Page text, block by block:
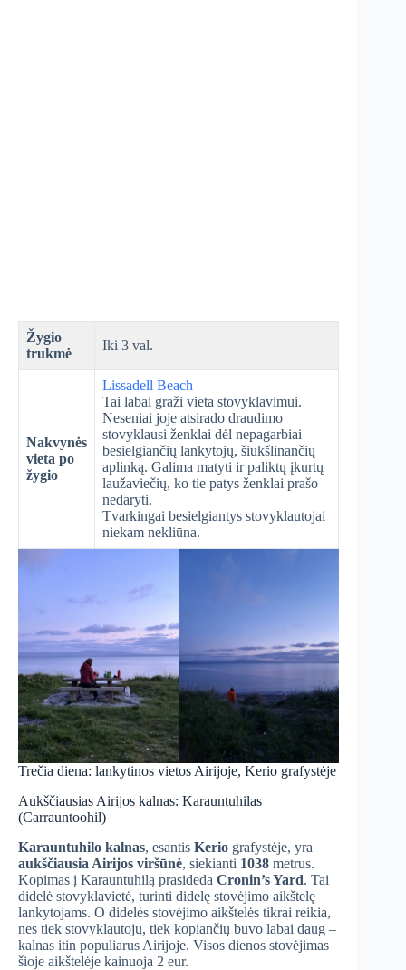
Žygio
trukmė
Iki 3 val.
Nakvynės
vieta po
žygio
Lissadell Beach
Tai labai graži vieta stovyklavimui.
Neseniai joje atsirado draudimo
stovyklausi ženklai dėl nepagarbiai
besielgiančių lankytojų, šiukšlinančių
aplinką. Galima matyti ir paliktų įkurtų
laužaviečių, ko tie patys ženklai prašo
nedaryti.
Tvarkingai besielgiantys stovyklautojai
niekam nekliūna.
Trečia diena: lankytinos vietos Airijoje, Kerio grafystėje
Aukščiausias Airijos kalnas: Karauntuhilas
(Carrauntoohil)
Karauntuhilo kalnas, esantis Kerio grafystėje, yra
aukščiausia Airijos viršūnė, siekianti 1038 metrus.
Kopimas į Karauntuhilą prasideda Cronin’s Yard. Tai
didelė stovyklavietė, turinti didelę stovėjimo aikštelę
lankytojams. O didelės stovėjimo aikštelės tikrai reikia,
nes tiek stovyklautojų, tiek kopiančių buvo labai daug –
kalnas itin populiarus Airijoje. Visos dienos stovėjimas
šioje aikštelėje kainuoja 2 eur.